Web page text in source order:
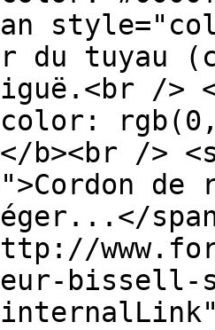
du tuyau
/>
b><br />
bissell-